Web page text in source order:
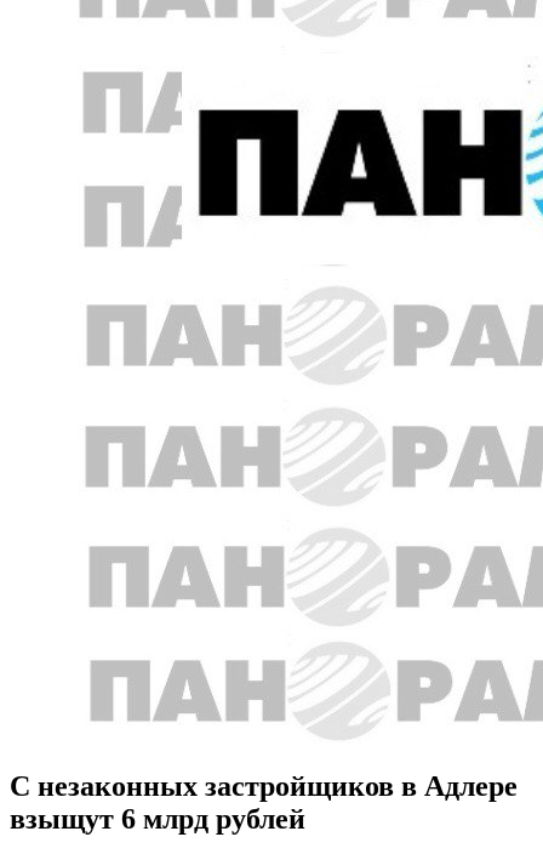
С незаконных застройщиков в Адлере
взыщут 6 млрд рублей